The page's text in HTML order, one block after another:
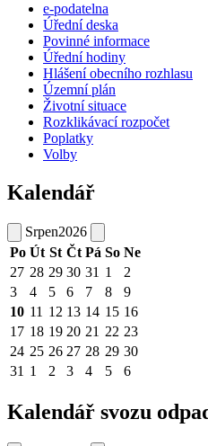
e-podatelna
Úřední deska
Povinné informace
Úřední hodiny
Hlášení obecního rozhlasu
Územní plán
Životní situace
Rozklikávací rozpočet
Poplatky
Volby
Kalendář
Srpen2026
Po Út St Čt Pá So Ne
27 28 29 30 31 1
2
3
4 5 6 7 8
9
10 11 12 13 14 15 16
17 18 19 20 21 22 23
24 25 26 27 28 29 30
31 1 2 3 4 5 6
Kalendář svozu